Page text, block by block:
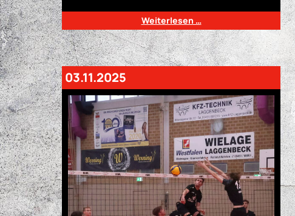
Weiterlesen …
03.11.2025